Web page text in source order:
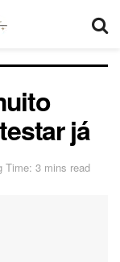
já
Time: 3 mins read